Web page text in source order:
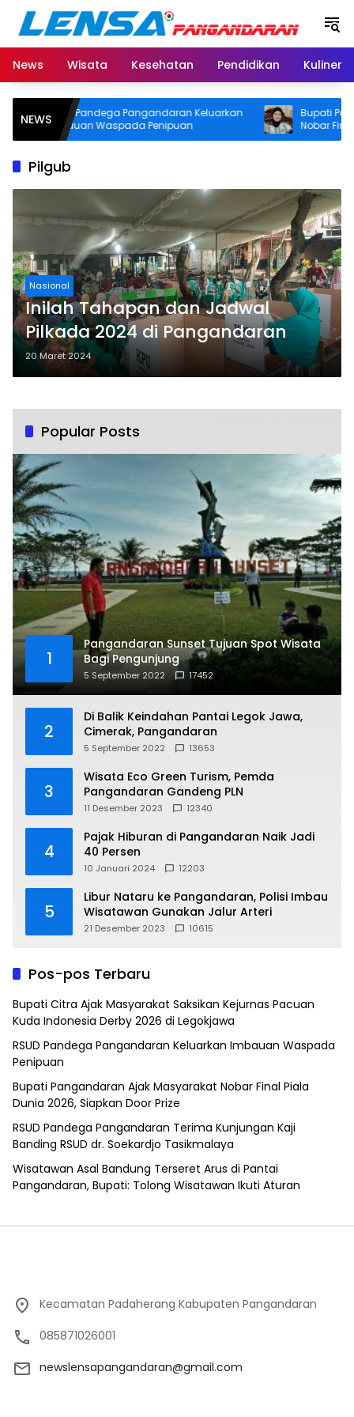
Langsung
konten
News
Wisata Kesehatan Pendidikan Kuliner
NEWS
RSUD Pandega Pangandaran Keluarkan
Imbauan Waspada Penipuan
Bupati
Nobar Final
Door Prize
Pilgub
Nasional
Inilah Tahapan dan Jadwal
Pilkada 2024 di Pangandaran
20 Maret 2024
Popular Posts
1
Pangandaran Sunset Tujuan Spot Wisata
Bagi Pengunjung
5 September 2022 17452
2
Di Balik Keindahan Pantai Legok Jawa,
Cimerak, Pangandaran
5 September 2022 13653
3
Wisata Eco Green Turism, Pemda
Pangandaran Gandeng PLN
11 Desember 2023 12340
4
Pajak Hiburan di Pangandaran Naik Jadi
40 Persen
10 Januari 2024 12203
5
Libur Nataru ke Pangandaran, Polisi Imbau
Wisatawan Gunakan Jalur Arteri
21 Desember 2023 10615
Pos-pos Terbaru
Bupati Citra Ajak Masyarakat Saksikan Kejurnas Pacuan
Kuda Indonesia Derby 2026 di Legokjawa
RSUD Pandega Pangandaran Keluarkan Imbauan Waspada
Penipuan
Bupati Pangandaran Ajak Masyarakat Nobar Final Piala
Dunia 2026, Siapkan Door Prize
RSUD Pandega Pangandaran Terima Kunjungan Kaji
Banding RSUD dr. Soekardjo Tasikmalaya
Wisatawan Asal Bandung Terseret Arus di Pantai
Pangandaran, Bupati: Tolong Wisatawan Ikuti Aturan
Kecamatan Padaherang Kabupaten Pangandaran
085871026001
newslensapangandaran@gmail.com